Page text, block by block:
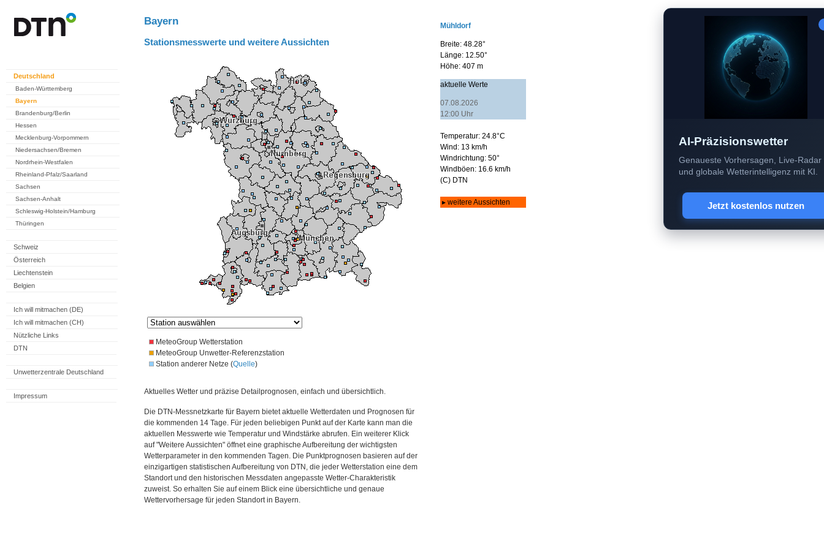
Deutschland
Baden-Württemberg
Bayern
Brandenburg/Berlin
Hessen
Mecklenburg-Vorpommern
Niedersachsen/Bremen
Nordrhein-Westfalen
Rheinland-Pfalz/Saarland
Sachsen
Sachsen-Anhalt
Schleswig-Holstein/Hamburg
Thüringen
Schweiz
Österreich
Liechtenstein
Belgien
Ich will mitmachen (DE)
Ich will mitmachen (CH)
Nützliche Links
DTN
Unwetterzentrale Deutschland
Impressum
Bayern
Stationsmesswerte und weitere Aussichten
MeteoGroup Wetterstation
MeteoGroup Unwetter-Referenzstation
Station anderer Netze (Quelle)
Aktuelles Wetter und präzise Detailprognosen, einfach und übersichtlich.
Die DTN-Messnetzkarte für Bayern bietet aktuelle Wetterdaten und Prognosen für
die kommenden 14 Tage. Für jeden beliebigen Punkt auf der Karte kann man die
aktuellen Messwerte wie Temperatur und Windstärke abrufen. Ein weiterer Klick
auf "Weitere Aussichten" öffnet eine graphische Aufbereitung der wichtigsten
Wetterparameter in den kommenden Tagen. Die Punktprognosen basieren auf der
einzigartigen statistischen Aufbereitung von DTN, die jeder Wetterstation eine dem
Standort und den historischen Messdaten angepasste Wetter-Charakteristik
zuweist. So erhalten Sie auf einem Blick eine übersichtliche und genaue
Wettervorhersage für jeden Standort in Bayern.
AI-Präzisionswetter
Genaueste Vorhersagen, Live-Radar
und globale Wetterintelligenz mit KI.
Jetzt kostenlos nutzen